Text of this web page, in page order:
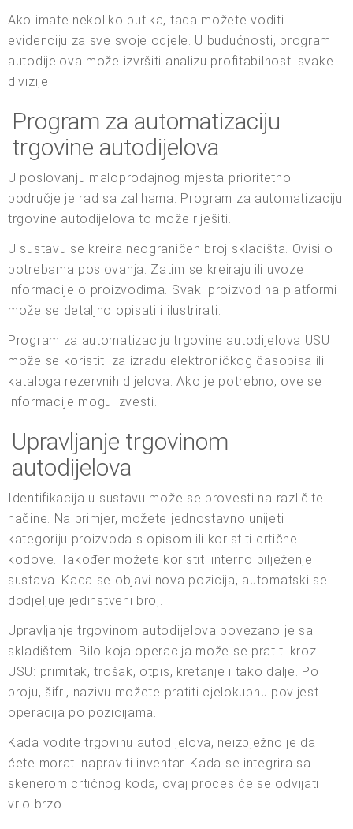
Ako imate nekoliko butika, tada možete voditi
evidenciju za sve svoje odjele. U budućnosti, program
autodijelova može izvršiti analizu profitabilnosti svake
divizije.
Program za automatizaciju
trgovine autodijelova
U poslovanju maloprodajnog mjesta prioritetno
područje je rad sa zalihama. Program za automatizaciju
trgovine autodijelova to može riješiti.
U sustavu se kreira neograničen broj skladišta. Ovisi o
potrebama poslovanja. Zatim se kreiraju ili uvoze
informacije o proizvodima. Svaki proizvod na platformi
može se detaljno opisati i ilustrirati.
Program za automatizaciju trgovine autodijelova USU
može se koristiti za izradu elektroničkog časopisa ili
kataloga rezervnih dijelova. Ako je potrebno, ove se
informacije mogu izvesti.
Upravljanje trgovinom
autodijelova
Identifikacija u sustavu može se provesti na različite
načine. Na primjer, možete jednostavno unijeti
kategoriju proizvoda s opisom ili koristiti crtične
kodove. Također možete koristiti interno bilježenje
sustava. Kada se objavi nova pozicija, automatski se
dodjeljuje jedinstveni broj.
Upravljanje trgovinom autodijelova povezano je sa
skladištem. Bilo koja operacija može se pratiti kroz
USU: primitak, trošak, otpis, kretanje i tako dalje. Po
broju, šifri, nazivu možete pratiti cjelokupnu povijest
operacija po pozicijama.
Kada vodite trgovinu autodijelova, neizbježno je da
ćete morati napraviti inventar. Kada se integrira sa
skenerom crtičnog koda, ovaj proces će se odvijati
vrlo brzo.